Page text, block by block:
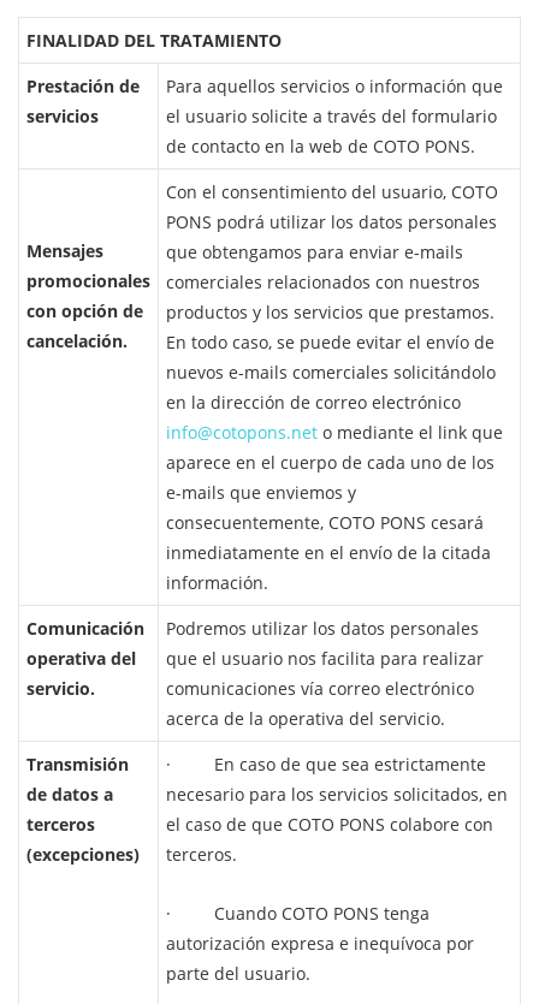
FINALIDAD DEL TRATAMIENTO
Prestación de
servicios
Para aquellos servicios o información que
el usuario solicite a través del formulario
de contacto en la web de COTO PONS.
Mensajes
promocionales
con opción de
cancelación.
Con el consentimiento del usuario, COTO
PONS podrá utilizar los datos personales
que obtengamos para enviar e-mails
comerciales relacionados con nuestros
productos y los servicios que prestamos.
En todo caso, se puede evitar el envío de
nuevos e-mails comerciales solicitándolo
en la dirección de correo electrónico
info@cotopons.net o mediante el link que
aparece en el cuerpo de cada uno de los
e-mails que enviemos y
consecuentemente, COTO PONS cesará
inmediatamente en el envío de la citada
información.
Comunicación
operativa del
servicio.
Podremos utilizar los datos personales
que el usuario nos facilita para realizar
comunicaciones vía correo electrónico
acerca de la operativa del servicio.
Transmisión
de datos a
terceros
(excepciones)
· En caso de que sea estrictamente
necesario para los servicios solicitados, en
el caso de que COTO PONS colabore con
terceros.
· Cuando COTO PONS tenga
autorización expresa e inequívoca por
parte del usuario.